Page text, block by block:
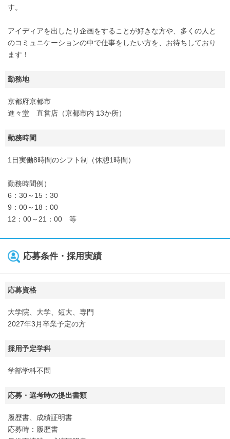
す。
アイディアを出したり企画をすることが好きな方や、多くの人と
のコミュニケーションの中で仕事をしたい方を、お待ちしており
ます！
勤務地
京都府京都市
進々堂 直営店（京都市内 13か所）
勤務時間
1日実働8時間のシフト制（休憩1時間）
勤務時間例）
6：30～15：30
9：00～18：00
12：00～21：00 等
応募条件・採用実績
応募資格
大学院、大学、短大、専門
2027年3月卒業予定の方
採用予定学科
学部学科不問
応募・選考時の提出書類
履歴書、成績証明書
応募時：履歴書